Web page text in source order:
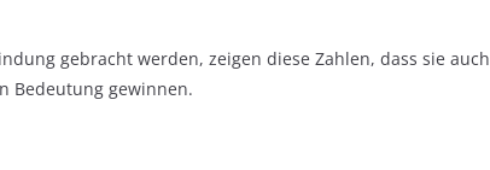
gebracht werden, zeigen diese Zahlen, dass sie auch
Bedeutung gewinnen.